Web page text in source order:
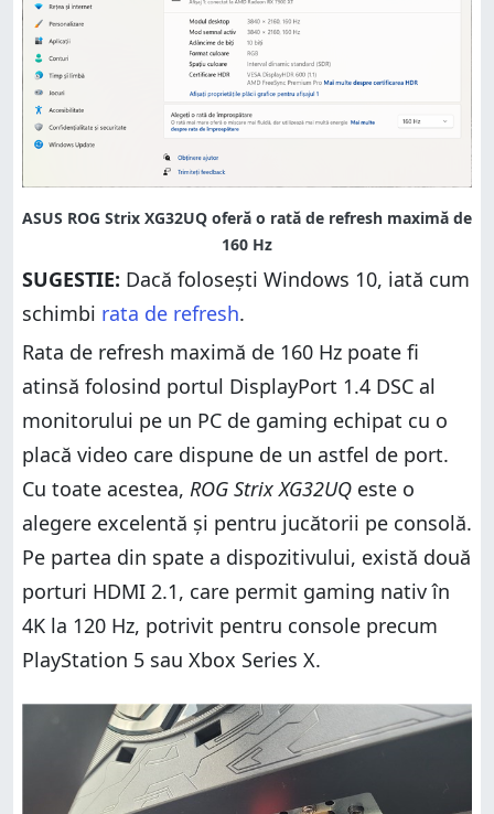
SUGESTIE: Dacă folosești Windows 10, iată cum
schimbi rata de refresh.
Rata de refresh maximă de 160 Hz poate fi
atinsă folosind portul DisplayPort 1.4 DSC al
monitorului pe un PC de gaming echipat cu o
placă video care dispune de un astfel de port.
Cu toate acestea, ROG Strix XG32UQ este o
alegere excelentă și pentru jucătorii pe consolă.
Pe partea din spate a dispozitivului, există două
porturi HDMI 2.1, care permit gaming nativ în
4K la 120 Hz, potrivit pentru console precum
PlayStation 5 sau Xbox Series X.